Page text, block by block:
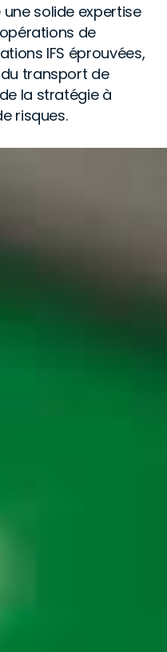
solide expertise
de
IFS éprouvées,
transport de
la stratégie à
risques.